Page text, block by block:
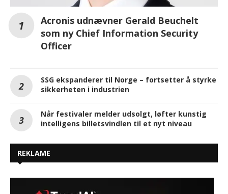
Acronis udnævner Gerald Beuchelt
som ny Chief Information Security
Officer
SSG ekspanderer til Norge – fortsetter å styrke
sikkerheten i industrien
Når festivaler melder udsolgt, løfter kunstig
intelligens billetsvindlen til et nyt niveau
REKLAME